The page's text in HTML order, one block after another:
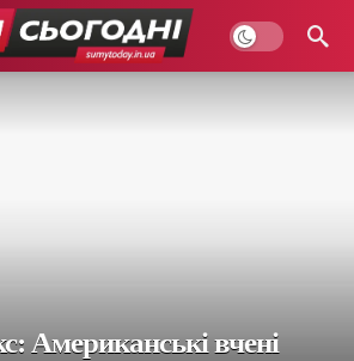
Американські вчені